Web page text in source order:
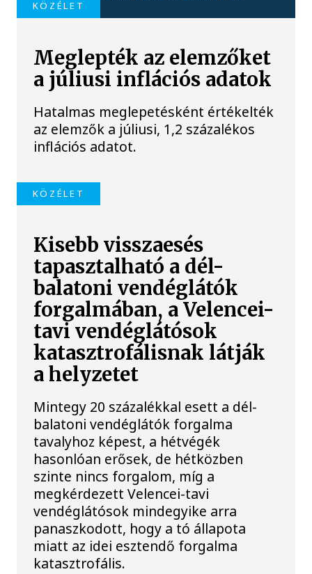
KÖZÉLET
Meglepték az elemzőket
a júliusi inflációs adatok
Hatalmas meglepetésként értékelték
az elemzők a júliusi, 1,2 százalékos
inflációs adatot.
KÖZÉLET
Kisebb visszaesés
tapasztalható a dél-
balatoni vendéglátók
forgalmában, a Velencei-
tavi vendéglátósok
katasztrofálisnak látják
a helyzetet
Mintegy 20 százalékkal esett a dél-
balatoni vendéglátók forgalma
tavalyhoz képest, a hétvégék
hasonlóan erősek, de hétközben
szinte nincs forgalom, míg a
megkérdezett Velencei-tavi
vendéglátósok mindegyike arra
panaszkodott, hogy a tó állapota
miatt az idei esztendő forgalma
katasztrofális.